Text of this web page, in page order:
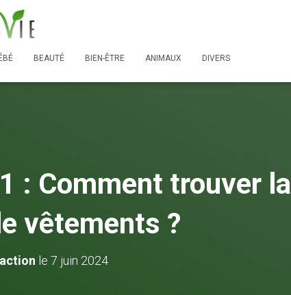
BEAUTÉ BIEN-ÊTRE ANIMAUX DIVERS
: Comment trouver la
vêtements ?
le 7 juin 2024